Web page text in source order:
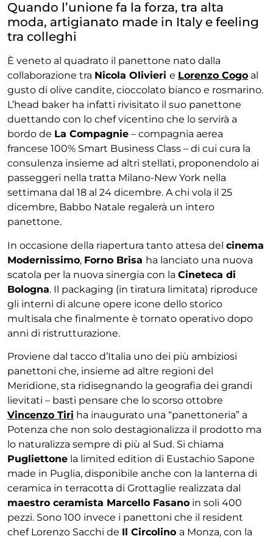
Quando l’unione fa la forza, tra alta
moda, artigianato made in Italy e feeling
tra colleghi
È veneto al quadrato il panettone nato dalla
collaborazione tra Nicola Olivieri e Lorenzo Cogo al
gusto di olive candite, cioccolato bianco e rosmarino.
L’head baker ha infatti rivisitato il suo panettone
duettando con lo chef vicentino che lo servirà a
bordo de La Compagnie – compagnia aerea
francese 100% Smart Business Class – di cui cura la
consulenza insieme ad altri stellati, proponendolo ai
passeggeri nella tratta Milano-New York nella
settimana dal 18 al 24 dicembre. A chi vola il 25
dicembre, Babbo Natale regalerà un intero
panettone.
In occasione della riapertura tanto attesa del cinema
Modernissimo, Forno Brisa ha lanciato una nuova
scatola per la nuova sinergia con la Cineteca di
Bologna. Il packaging (in tiratura limitata) riproduce
gli interni di alcune opere icone dello storico
multisala che finalmente è tornato operativo dopo
anni di ristrutturazione.
Proviene dal tacco d’Italia uno dei più ambiziosi
panettoni che, insieme ad altre regioni del
Meridione, sta ridisegnando la geografia dei grandi
lievitati – basti pensare che lo scorso ottobre
Vincenzo Tiri ha inaugurato una “panettoneria” a
Potenza che non solo destagionalizza il prodotto ma
lo naturalizza sempre di più al Sud. Si chiama
Pugliettone la limited edition di Eustachio Sapone
made in Puglia, disponibile anche con la lanterna di
ceramica in terracotta di Grottaglie realizzata dal
maestro ceramista Marcello Fasano in soli 400
pezzi. Sono 100 invece i panettoni che il resident
chef Lorenzo Sacchi de Il Circolino a Monza, con la